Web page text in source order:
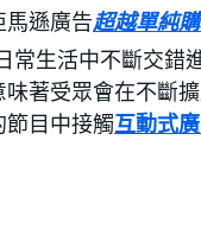
遜廣告超越單純
常生活中不斷交錯
著受眾會在不斷
目中接觸互動式